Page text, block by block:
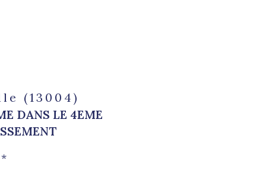
(13004)
DANS LE 4EME